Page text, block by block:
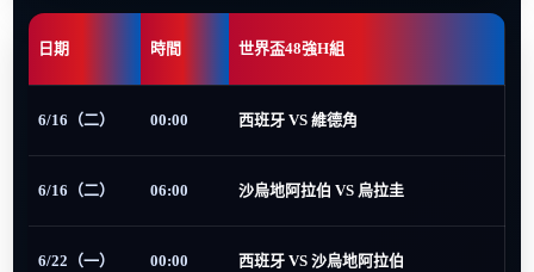
日期 時間 世界盃48強H組
6/16（二） 00:00 西班牙 VS 維德角
6/16（二） 06:00 沙烏地阿拉伯 VS 烏拉圭
6/22（一） 00:00 西班牙 VS 沙烏地阿拉伯